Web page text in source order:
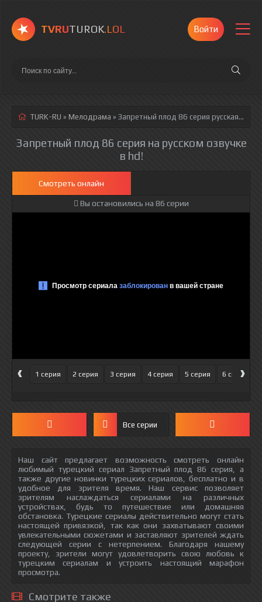
TVRUTUROK.LOL Войти
TURK-RU » Мелодрама » Запретный плод 86 серия русская озвучка полностью смотреть онлайн!
Запретный плод 86 серия на русском озвучке
в hd!
Смотреть онлайн
Вы остановились на 86 серии
‹ 1 серия 2 серия 3 серия 4 серия 5 серия 6 серия
›
Все серии
Наш сайт предлагает возможность смотреть онлайн
любимый турецкий сериал Запретный плод 86 серия, а
также другие новинки турецких сериалов, бесплатно и в
удобное для зрителя время. Наш сервис позволяет
зрителям наслаждаться сериалами на различных
устройствах, будь то путешествие или домашняя
обстановка. Турецкие сериалы действительно могут стать
настоящей привязкой, так как они захватывают своими
увлекательными сюжетами и заставляют зрителей ждать
следующей серии с нетерпением. Благодаря нашему
проекту, зрители могут удовлетворить свою любовь к
турецким сериалам и устроить настоящий марафон
просмотра.
Смотрите также